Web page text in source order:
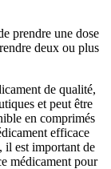
prendre une dose
deux ou plus
de qualité,
et peut être
en comprimés
efficace
il est important de
médicament pour